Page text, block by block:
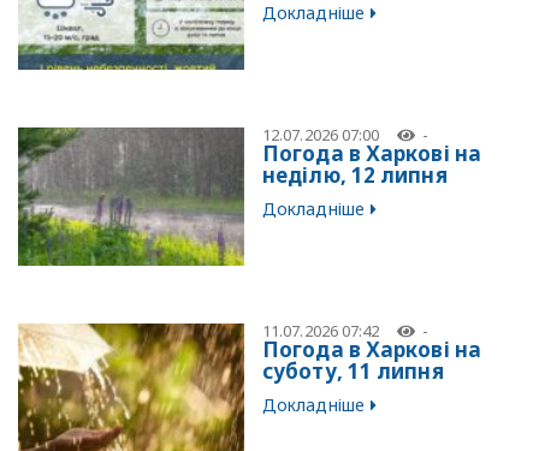
Докладніше
12.07.2026 07:00 -
Погода в Харкові на
неділю, 12 липня
Докладніше
11.07.2026 07:42 -
Погода в Харкові на
суботу, 11 липня
Докладніше